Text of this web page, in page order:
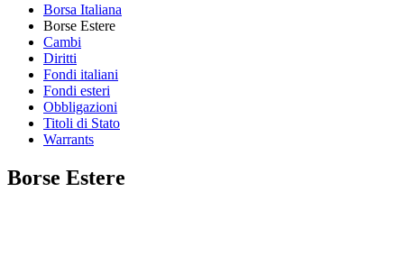
Borsa Italiana
Borse Estere
Cambi
Diritti
Fondi italiani
Fondi esteri
Obbligazioni
Titoli di Stato
Warrants
Borse Estere